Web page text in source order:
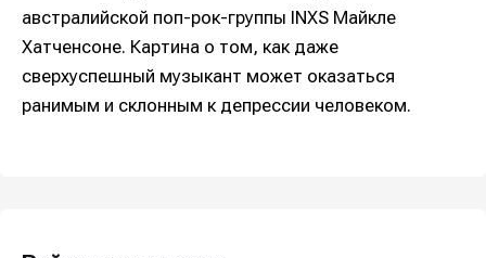
австралийской поп-рок-группы INXS Майкле
Хатченсоне. Картина о том, как даже
сверхуспешный музыкант может оказаться
ранимым и склонным к депрессии человеком.